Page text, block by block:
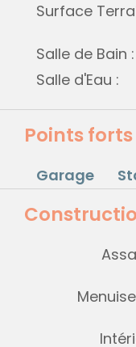
Surface
Salle de Bain :
Salle d'Eau :
Points forts
Garage